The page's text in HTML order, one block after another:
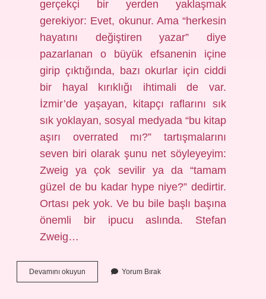
gerçekçi bir yerden yaklaşmak
gerekiyor: Evet, okunur. Ama “herkesin
hayatını değiştiren yazar” diye
pazarlanan o büyük efsanenin içine
girip çıktığında, bazı okurlar için ciddi
bir hayal kırıklığı ihtimali de var.
İzmir’de yaşayan, kitapçı raflarını sık
sık yoklayan, sosyal medyada “bu kitap
aşırı overrated mı?” tartışmalarını
seven biri olarak şunu net söyleyeyim:
Zweig ya çok sevilir ya da “tamam
güzel de bu kadar hype niye?” dedirtir.
Ortası pek yok. Ve bu bile başlı başına
önemli bir ipucu aslında. Stefan
Zweig…
Devamını okuyun
Zweig
Yorum Bırak